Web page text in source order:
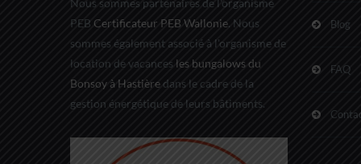
Nous sommes partenaires de l'organisme
PEB Certificateur PEB Wallonie. Nous
sommes également associé à l'organisme de
location de vacances les bungalows du
Bonsoy à Hastièredans le cadre de la
gestion énergétique de leurs bâtiments.
Blog
FAQ